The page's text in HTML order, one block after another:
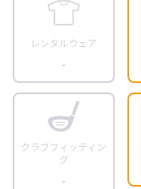
レンタルウェア
-
クラブフィッティン
グ
-